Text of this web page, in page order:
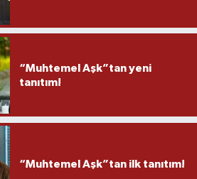
“Muhtemel Aşk”tan yeni
tanıtım!
“Muhtemel Aşk”tan ilk tanıtım!